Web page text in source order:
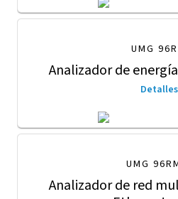
UMG
Analizador de
Detalles
UMG
Analizador de red